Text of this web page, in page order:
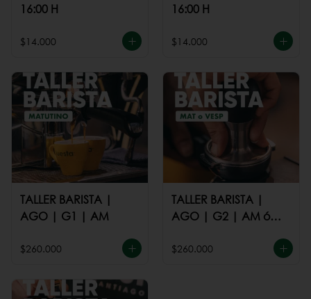
16:00 H
$14.000
16:00 H
$14.000
TALLER BARISTA |
AGO | G1 | AM
$260.000
TALLER BARISTA |
AGO | G2 | AM ó
$260.000